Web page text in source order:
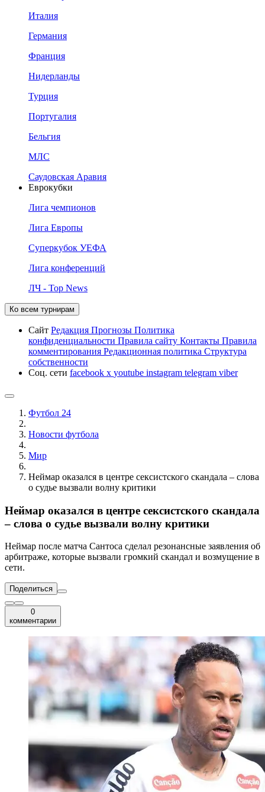
Италия
Германия
Франция
Нидерланды
Турция
Португалия
Бельгия
МЛС
Саудовская Аравия
Еврокубки
Лига чемпионов
Лига Европы
Суперкубок УЕФА
Лига конференций
ЛЧ - Top News
Ко всем турнирам
Сайт Редакция Прогнозы Политика
конфиденциальности Правила сайту Контакты Правила
комментирования Редакционная политика Структура
собственности
Соц. сети facebook x youtube instagram telegram viber
Футбол 24
Новости футбола
Мир
Неймар оказался в центре сексистского скандала – слова
о судье вызвали волну критики
Неймар оказался в центре сексистского скандала
– слова о судье вызвали волну критики
Неймар после матча Сантоса сделал резонансные заявления об
арбитраже, которые вызвали громкий скандал и возмущение в
сети.
Поделиться
0
комментарии